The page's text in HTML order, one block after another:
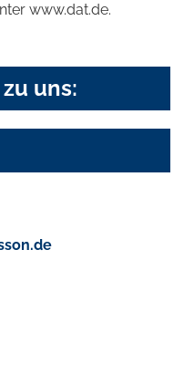
www.dat.de.
uns: